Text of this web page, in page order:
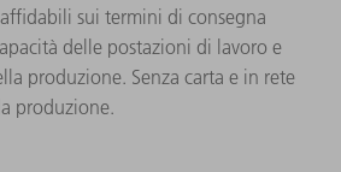
sui termini di consegna
delle postazioni di lavoro e
produzione. Senza carta e in rete
produzione.